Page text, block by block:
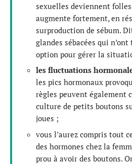
sexuelles deviennent
augmente fortement, en
surproduction de sébum.
glandes sébacées qui
option pour gérer la
les fluctuations
les pics hormonaux
règles peuvent également
culture de petits boutons
joues ;
vous l’aurez compris tout
des hormones chez la
prou à avoir des boutons.